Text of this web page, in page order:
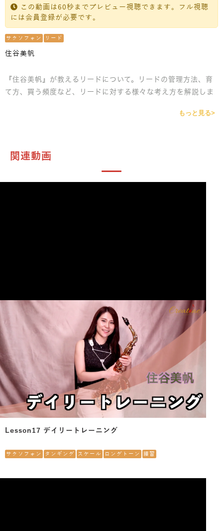
この動画は60秒までプレビュー視聴できます。フル視聴
には会員登録が必要です。
サクソフォン リード
住谷美帆
『住谷美帆』が教えるリードについて。リードの管理方法、育
て方、買う頻度など、リードに対する様々な考え方を解説しま
すいです。そんな中で良いリードを作っていくノウハウをレク
もっと見る>
関連動画
Lesson17 デイリートレーニング
サクソフォン タンギング スケール ロングトーン 練習